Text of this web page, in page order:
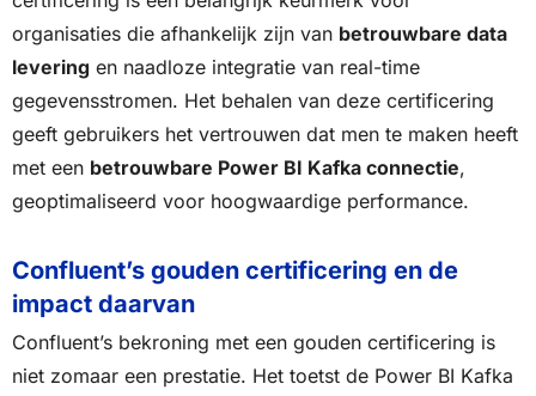
organisaties die afhankelijk zijn van betrouwbare data
levering en naadloze integratie van real-time
gegevensstromen. Het behalen van deze certificering
geeft gebruikers het vertrouwen dat men te maken heeft
met een betrouwbare Power BI Kafka connectie,
geoptimaliseerd voor hoogwaardige performance.
Confluent’s gouden certificering en de
impact daarvan
Confluent’s bekroning met een gouden certificering is
niet zomaar een prestatie. Het toetst de Power BI Kafka